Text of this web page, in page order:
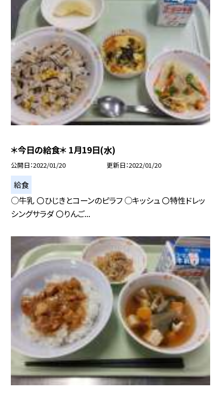
＊今日の給食＊ 1月19日(水)
公開日 2022/01/20 更新日 2022/01/20
給食
○牛乳 〇ひじきとコーンのピラフ ○キッシュ 〇特性ドレッ
シングサラダ 〇りんご...